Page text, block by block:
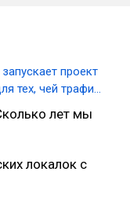
проект
тех, чей трафик
лет мы
локалок с